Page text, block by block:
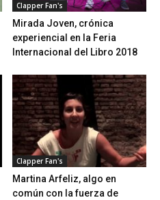
Clapper Fan's
Mirada Joven, crónica
experiencial en la Feria
Internacional del Libro 2018
Clapper Fan's
Martina Arfeliz, algo en
común con la fuerza de